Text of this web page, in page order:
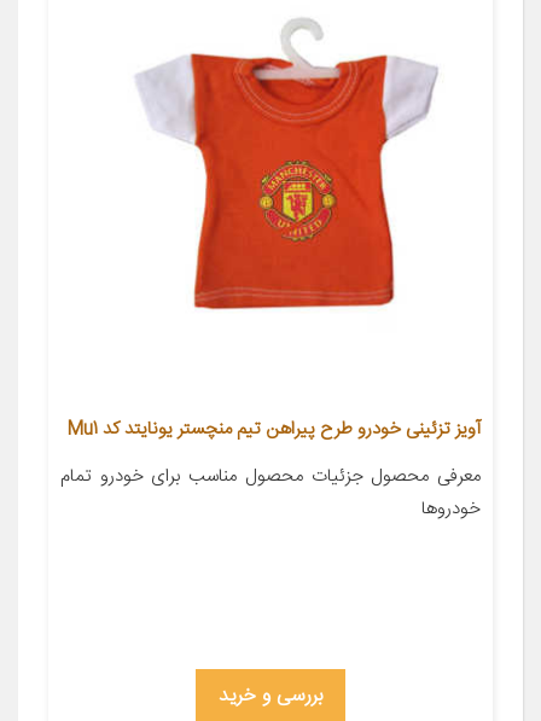
آویز تزئینی خودرو طرح پیراهن تیم منچستر یونایتد کد Mu1
معرفی محصول جزئیات محصول مناسب برای خودرو تمام
خودروها
بررسی و خرید